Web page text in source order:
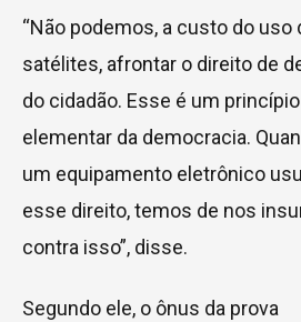
“Não podemos, a custo do uso
satélites, afrontar o direito de
do cidadão. Esse é um princípio
elementar da democracia.
um equipamento eletrônico
esse direito, temos de nos
contra isso”, disse.
Segundo ele, o ônus da prova